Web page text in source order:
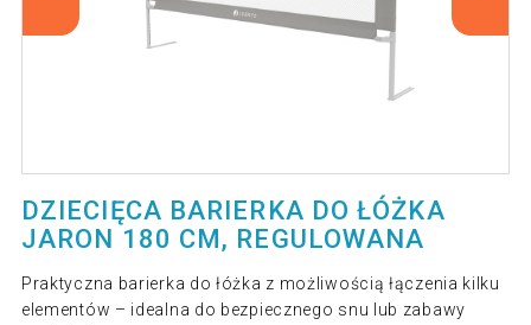
DZIECIĘCA BARIERKA DO ŁÓŻKA
JARON 180 CM, REGULOWANA
Praktyczna barierka do łóżka z możliwością łączenia kilku
elementów – idealna do bezpiecznego snu lub zabawy